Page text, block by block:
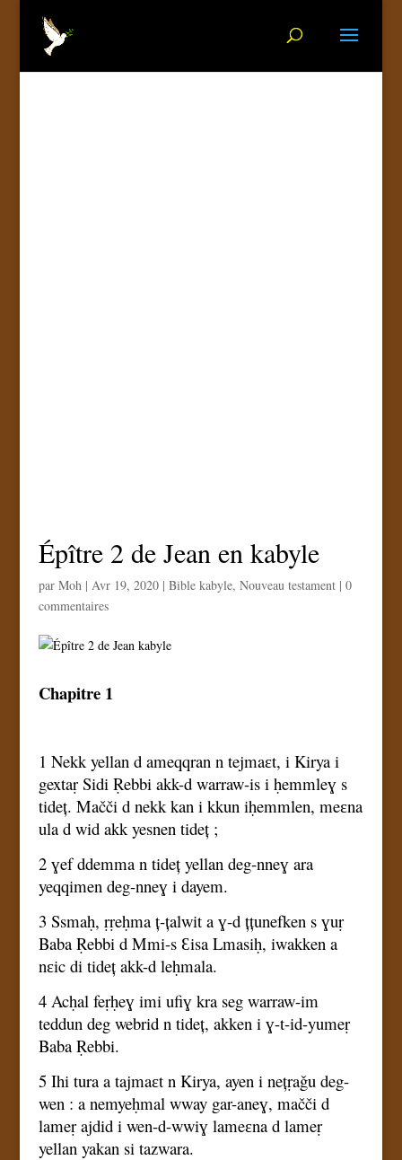
Épître 2 de Jean en kabyle
par Moh| Avr 19, 2020| Bible kabyle, Nouveau testament| 0
commentaires
Chapitre 1
1 Nekk yellan d ameqqran n tejmaɛt, i Kirya i
gextaṛ Sidi Ṛebbi akk-d warraw-is i ḥemmleɣ s
tideț. Mačči d nekk kan i kkun iḥemmlen, meɛna
ula d wid akk yesnen tideț ;
2 ɣef ddemma n tideț yellan deg-nneɣ ara
yeqqimen deg-nneɣ i dayem.
3 Ssmaḥ, ṛṛeḥma ț-țalwit a ɣ-d țțunefken s ɣuṛ
Baba Ṛebbi d Mmi-s Ɛisa Lmasiḥ, iwakken a
nɛic di tideț akk-d leḥmala.
4 Acḥal feṛḥeɣ imi ufiɣ kra seg warraw-im
teddun deg webrid n tideț, akken i ɣ-t-id-yumeṛ
Baba Ṛebbi.
5 Ihi tura a tajmaɛt n Kirya, ayen i nețṛaǧu deg-
wen : a nemyeḥmal wway gar-aneɣ, mačči d
lameṛ ajdid i wen-d-wwiɣ lameɛna d lameṛ
yellan yakan si tazwara.